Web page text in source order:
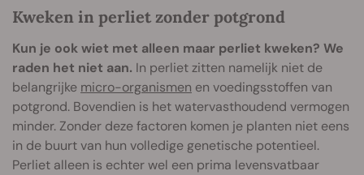
Kweken in perliet zonder potgrond
Kun je ook wiet met alleen maar perliet kweken? We
raden het niet aan. In perliet zitten namelijk niet de
belangrijke micro-organismen en voedingsstoffen van
potgrond. Bovendien is het watervasthoudend vermogen
minder. Zonder deze factoren komen je planten niet eens
in de buurt van hun volledige genetische potentieel.
Perliet alleen is echter wel een prima levensvatbaar